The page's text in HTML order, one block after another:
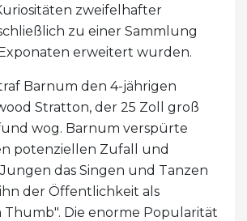
zweifelhafter
zu einer Sammlung
erweitert wurden.
Barnum den 4-jährigen
Stratton, der 25 Zoll groß
wog. Barnum verspürte
potenziellen Zufall und
das Singen und Tanzen
der Öffentlichkeit als
Thumb". Die enorme Popularität